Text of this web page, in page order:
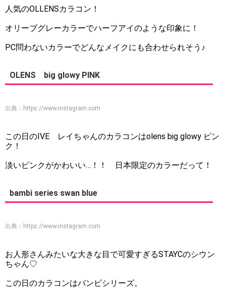
人気のOLLENSカラコン！
オリーブグレーカラーでハーフアイのような印象に！
PC問わないカラーでどんなメイクにも合わせられそう♪
OLENS big glowy PINK
出典： https://www.instagram.com
この日のIVE レイちゃんのカラコンはolens big glowy ピン
ク！
淡いピンクがかわいい…！！ 日本限定のカラーだって！
bambi series swan blue
出典： https://www.instagram.com
お人形さんみたいな大きな目で可愛すぎるSTAYCのシウン
ちゃん♡
この日のカラコンはバンビシリーズ。